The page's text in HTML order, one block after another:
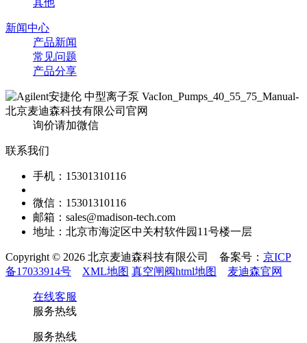
新闻中心
产品新闻
常见问题
产品分享
询价请加微信
联系我们
手机：15301310116
微信：15301310116
邮箱：sales@madison-tech.com
地址：北京市海淀区中关村软件园11号楼一层
Copyright © 2026 北京麦迪森科技有限公司 备案号： 京ICP
备17033914号
XML地图 真空闸阀html地图 麦迪森官网
在线客服
服务热线
服务热线